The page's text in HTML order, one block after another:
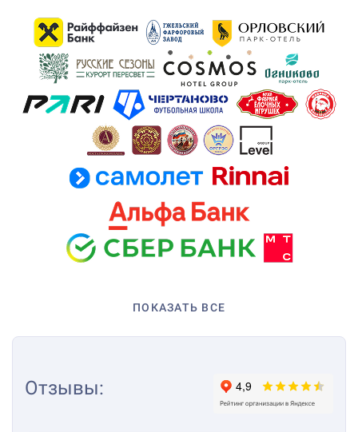
ПОКАЗАТЬ ВСЕ
Отзывы: